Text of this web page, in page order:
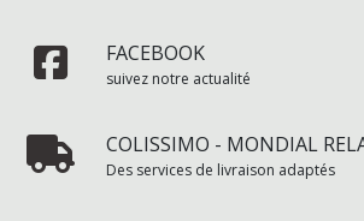
FACEBOOK
suivez notre actualité
COLISSIMO - MONDIAL
Des services de livraison adaptés